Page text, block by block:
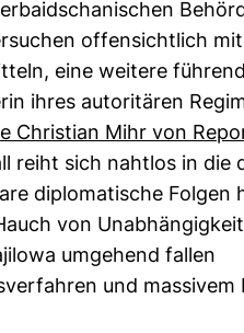
offen­sicht­lich mit
eine wei­tere
ihres auto­ri­tären
Chris­tian Mihr von
reiht sich nahtlos in die
diplo­ma­ti­sche Folgen
von
umge­hend fallen
und mas­sivem